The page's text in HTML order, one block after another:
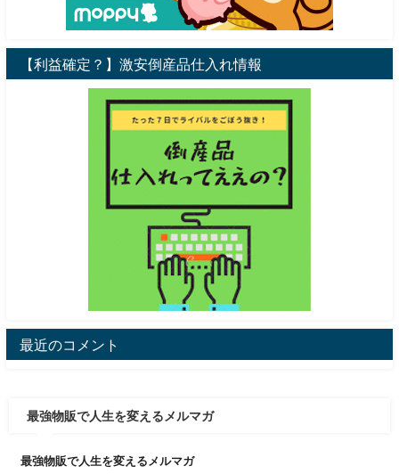
【利益確定？】激安倒産品仕入れ情報
最近のコメント
最強物販で人生を変えるメルマガ
最強物販で人生を変えるメルマガ